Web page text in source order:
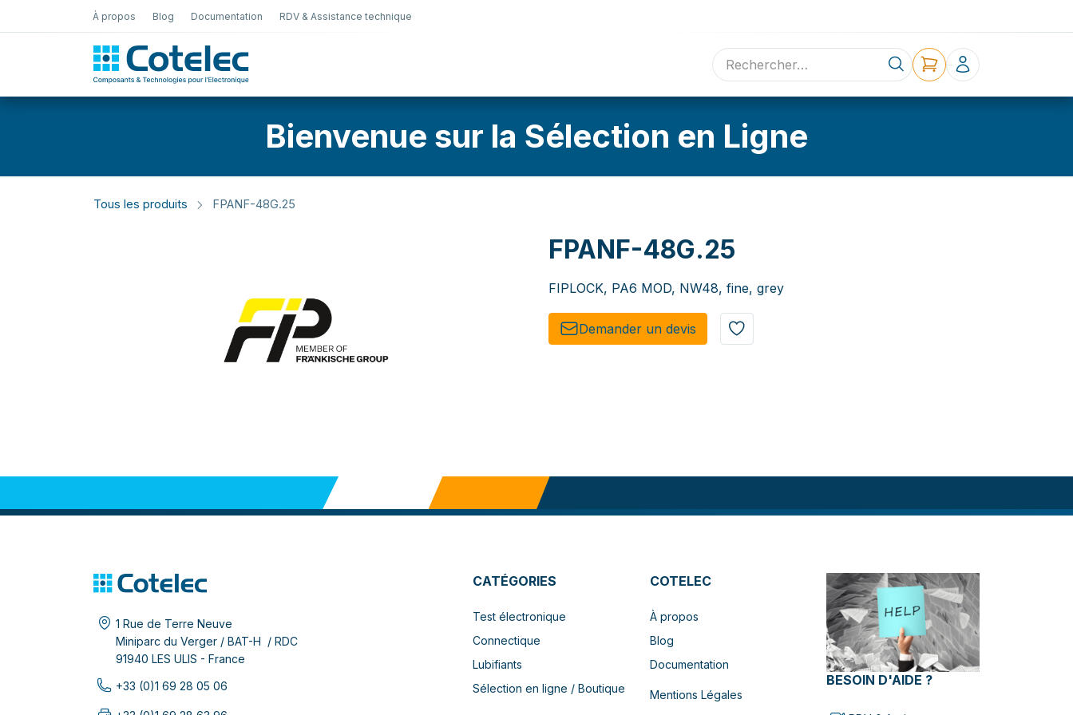
À propos Blog Documentation RDV & Assistance technique
Sélection en ligne Contact
Bienvenue sur la Sélection en Ligne
Tous les produits FPANF-48G.25
FPANF-48G.25
FIPLOCK, PA6 MOD, NW48, fine, grey
Demander un de​​vis​​
1 Rue de Terre Neuve
Miniparc du Verger / BAT-H / RDC
91940 LES ULIS - France
+33 (0)1 69 28 05 06
CATÉGORIES
Test électronique
Connectique
Lubifiants
Sélection en ligne / Boutique
COTELEC
À propos
Blog
Documentation
Mentions Légales
BESOIN D'AIDE ?